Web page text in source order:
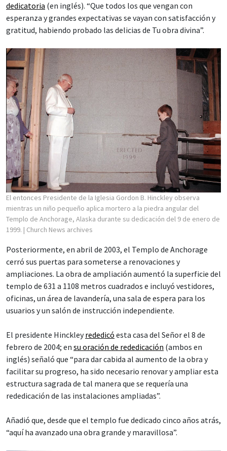
dedicatoria (en inglés). “Que todos los que vengan con
esperanza y grandes expectativas se vayan con satisfacción y
gratitud, habiendo probado las delicias de Tu obra divina”.
El entonces Presidente de la Iglesia Gordon B. Hinckley observa
mientras un niño pequeño aplica mortero a la piedra angular del
Templo de Anchorage, Alaska durante su dedicación del 9 de enero de
1999. | Church News archives
Posteriormente, en abril de 2003, el Templo de Anchorage
cerró sus puertas para someterse a renovaciones y
ampliaciones. La obra de ampliación aumentó la superficie del
templo de 631 a 1108 metros cuadrados e incluyó vestidores,
oficinas, un área de lavandería, una sala de espera para los
usuarios y un salón de instrucción independiente.
El presidente Hinckleyrededicó esta casa del Señor el 8 de
febrero de 2004; en su oración de rededicación (ambos en
inglés) señaló que “para dar cabida al aumento de la obra y
facilitar su progreso, ha sido necesario renovar y ampliar esta
estructura sagrada de tal manera que se requería una
rededicación de las instalaciones ampliadas”.
Añadió que, desde que el templo fue dedicado cinco años atrás,
“aquí ha avanzado una obra grande y maravillosa”.